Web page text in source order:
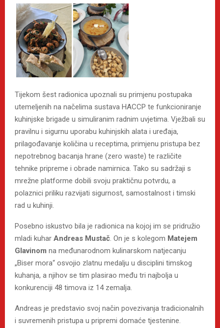
Tijekom šest radionica upoznali su primjenu postupaka
utemeljenih na načelima sustava HACCP te funkcioniranje
kuhinjske brigade u simuliranim radnim uvjetima. Vježbali su
pravilnu i sigurnu uporabu kuhinjskih alata i uređaja,
prilagođavanje količina u receptima, primjenu pristupa bez
nepotrebnog bacanja hrane (zero waste) te različite
tehnike pripreme i obrade namirnica. Tako su sadržaji s
mrežne platforme dobili svoju praktičnu potvrdu, a
polaznici priliku razvijati sigurnost, samostalnost i timski
rad u kuhinji.
Posebno iskustvo bila je radionica na kojoj im se pridružio
mladi kuhar Andreas Mustač. On je s kolegom Matejem
Glavinom na međunarodnom kulinarskom natjecanju
„Biser mora“ osvojio zlatnu medalju u disciplini timskog
kuhanja, a njihov se tim plasirao među tri najbolja u
konkurenciji 48 timova iz 14 zemalja.
Andreas je predstavio svoj način povezivanja tradicionalnih
i suvremenih pristupa u pripremi domaće tjestenine.